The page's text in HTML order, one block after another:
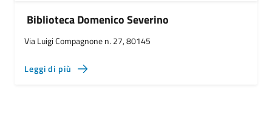
Biblioteca Domenico Severino
Via Luigi Compagnone n. 27, 80145
Leggi di più